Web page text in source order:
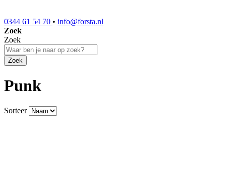
0344 61 54 70 • info@forsta.nl
Zoek
Zoek
Zoek
Punk
Sorteer